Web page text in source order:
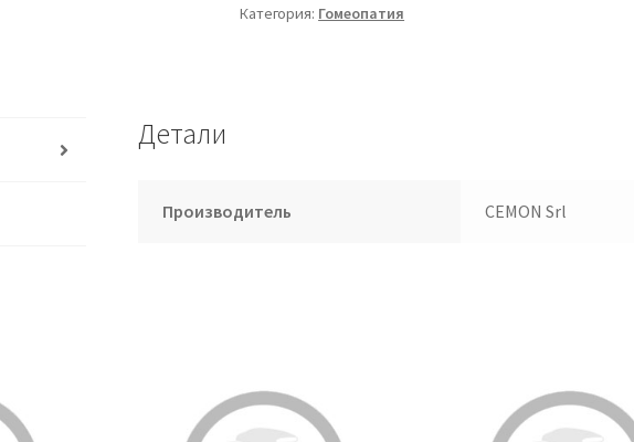
Одноразовые
Категория: Гомеопатия
Детали
Производитель CEMON Srl